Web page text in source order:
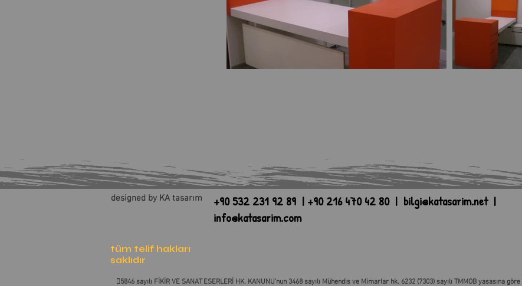
designed by KA tasarım +90 532 231 92 89 | +90 216 470 42 80 | bilgi@katasarim.net|
info@katasarim.com
tüm telif hakları
saklıdır
5846 sayılı FİKİR VE SANAT ESERLERİ HK. KANUNU’nun 3468 sayılı Mühendis ve Mimarlar hk. 6232 (7303) sayılı TMMOB yasasına